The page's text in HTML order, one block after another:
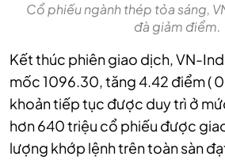
Cổ phiếu ngành thép tỏa sáng,
đà giảm điểm.
Kết thúc phiên giao dịch, VN-
mốc 1096.30, tăng 4.42 điểm (
khoản tiếp tục được duy trì ở
hơn 640 triệu cổ phiếu được
lượng khớp lệnh trên toàn sàn